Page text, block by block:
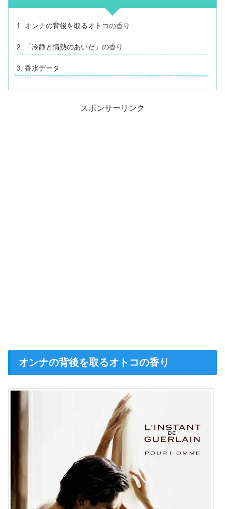
オンナの背後を取るオトコの香り
「冷静と情熱のあいだ」の香り
香水データ
スポンサーリンク
オンナの背後を取るオトコの香り